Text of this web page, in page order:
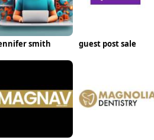
smith guest post sale